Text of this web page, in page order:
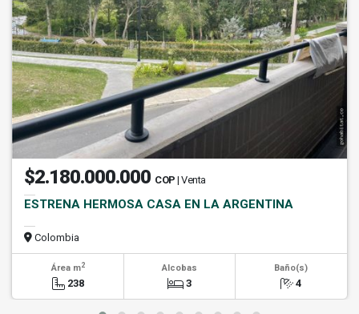
$2.180.000.000 COP | Venta
ESTRENA HERMOSA CASA EN LA ARGENTINA
Colombia
Área m2
238
Alcobas
3
Baño(s)
4